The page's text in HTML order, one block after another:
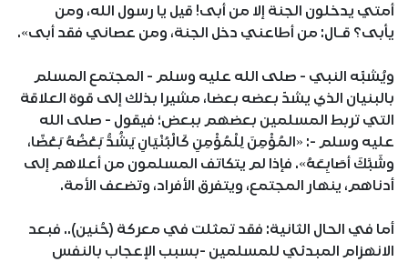
أمتي يدخلون الجنة إلا من أبى! قيل يا رسول الله، ومن
يأبى؟ قـال: من أطاعني دخل الجنة، ومن عصاني فقد أبى».
ويُشبِّه النبي - صلى الله عليه وسلم - المجتمع المسلم
بالبنيان الذي يشدّ بعضه بعضا، مشيرا بذلك إلى قوة العلاقة
التي تربط المسلمين بعضهم ببعض؛ فيقول - صلى الله
عليه وسلم -: «المُؤْمِنَ لِلْمُؤْمِنِ كَالْبُنْيَانِ يَشُدُّ بَعْضُهُ بَعْضًا،
وشَبَّكَ أصَابِعَهُ». فإذا لم يتكاتف المسلمون من أعلاهم إلى
أدناهم، ينهار المجتمع، ويتفرق الأفراد، وتضعف الأمة.
أما في الحال الثانية: فقد تمثلت في معركة (حُنين).. فبعد
الانهزام المبدئي للمسلمين -بسبب الإعجاب بالنفس